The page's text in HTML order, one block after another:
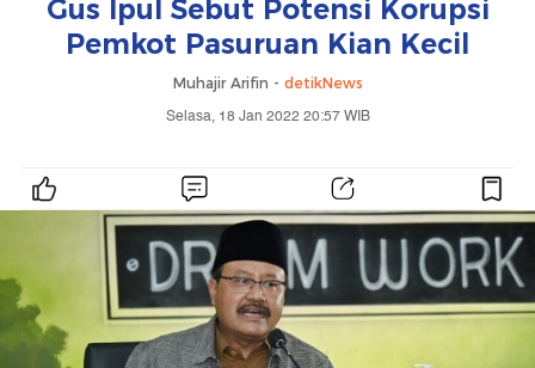
Gus Ipul Sebut Potensi Korupsi
Pemkot Pasuruan Kian Kecil
Muhajir Arifin - detikNews
Selasa, 18 Jan 2022 20:57 WIB